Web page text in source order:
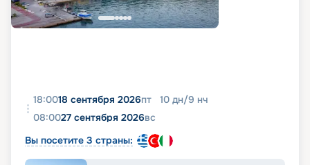
18:0018 сентября 2026пт 10 дн/9 нч
08:0027 сентября 2026вс
Вы посетите 3 страны: